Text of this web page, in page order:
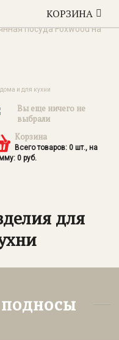
Вы еще ничего не
выбрали
Корзина
Всего товаров:0 шт., на
0 руб.
для
КОРЗИНА